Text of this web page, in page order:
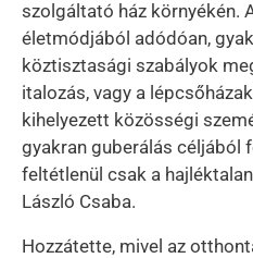
szolgáltató ház környékén.
életmódjából adódóan,
köztisztasági szabályok
italozás, vagy a
kihelyezett közösségi
gyakran guberálás céljából
feltétlenül csak a
László Csaba.
Hozzátette, mivel az